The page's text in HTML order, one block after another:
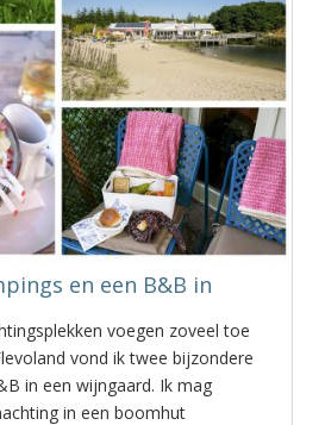
en een B&B in
voegen zoveel toe
vond ik twee bijzondere
in een wijngaard. Ik mag
in een boomhut